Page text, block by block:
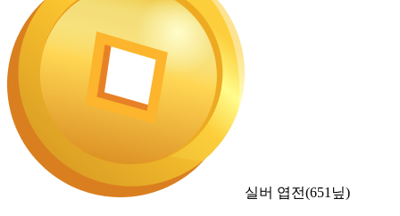
실버 엽전(651 닢)